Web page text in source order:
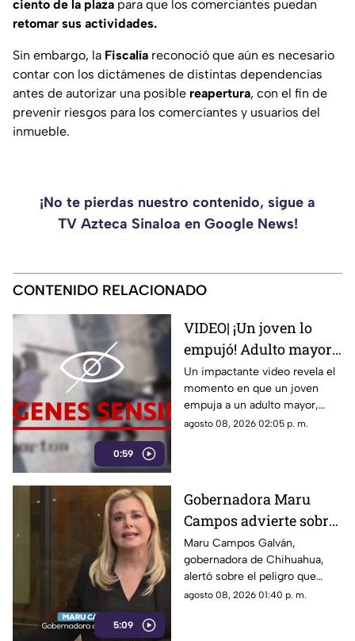
ciento de la plaza para que los comerciantes puedan
retomar sus actividades.
Sin embargo, la Fiscalía reconoció que aún es necesario
contar con los dictámenes de distintas dependencias
antes de autorizar una posible reapertura, con el fin de
prevenir riesgos para los comerciantes y usuarios del
inmueble.
¡No te pierdas nuestro contenido, sigue a
TV Azteca Sinaloa en Google News!
CONTENIDO RELACIONADO
0:59
VIDEO| ¡Un joven lo
empujó! Adulto mayor
muere atropellado por
un tráiler
Un impactante video revela el
momento en que un joven
empuja a un adulto mayor,
provocando su muerte al ser
agosto 08, 2026 02:05 p. m.
5:09
Gobernadora Maru
Campos advierte sobre
el uso de lineamientos
para sancionar a
medios y periodistas
Maru Campos Galván,
gobernadora de Chihuahua,
alertó sobre el peligro que
implican los nuevos
agosto 08, 2026 01:40 p. m.